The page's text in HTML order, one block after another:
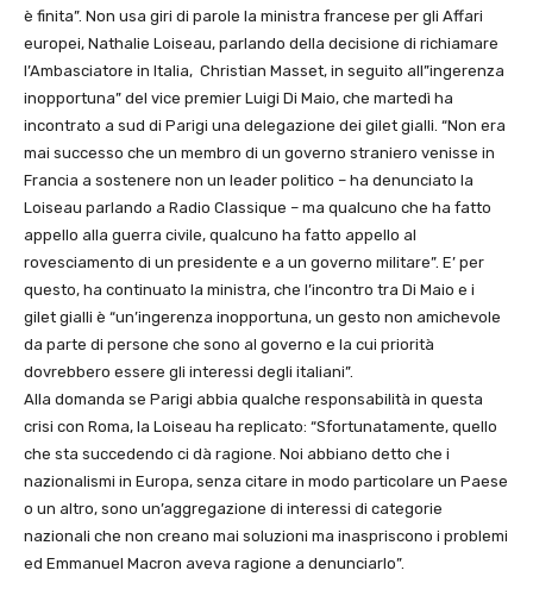
è finita”. Non usa giri di parole la ministra francese per gli Affari
europei, Nathalie Loiseau, parlando della decisione di richiamare
l’Ambasciatore in Italia, Christian Masset, in seguito all”ingerenza
inopportuna” del vice premier Luigi Di Maio, che martedì ha
incontrato a sud di Parigi una delegazione dei gilet gialli. “Non era
mai successo che un membro di un governo straniero venisse in
Francia a sostenere non un leader politico – ha denunciato la
Loiseau parlando a Radio Classique – ma qualcuno che ha fatto
appello alla guerra civile, qualcuno ha fatto appello al
rovesciamento di un presidente e a un governo militare”. E’ per
questo, ha continuato la ministra, che l’incontro tra Di Maio e i
gilet gialli è “un’ingerenza inopportuna, un gesto non amichevole
da parte di persone che sono al governo e la cui priorità
dovrebbero essere gli interessi degli italiani”.
Alla domanda se Parigi abbia qualche responsabilità in questa
crisi con Roma, la Loiseau ha replicato: “Sfortunatamente, quello
che sta succedendo ci dà ragione. Noi abbiano detto che i
nazionalismi in Europa, senza citare in modo particolare un Paese
o un altro, sono un’aggregazione di interessi di categorie
nazionali che non creano mai soluzioni ma inaspriscono i problemi
ed Emmanuel Macron aveva ragione a denunciarlo”.